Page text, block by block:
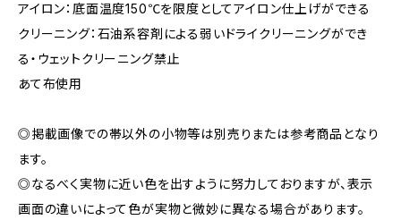
アイロン：底面温度150℃を限度としてアイロン仕上げができる
クリーニング：石油系容剤による弱いドライクリーニングができ
る・ウェットクリーニング禁止
あて布使用
◎掲載画像での帯以外の小物等は別売りまたは参考商品となり
ます。
◎なるべく実物に近い色を出すように努力しておりますが、表示
画面の違いによって色が実物と微妙に異なる場合があります。